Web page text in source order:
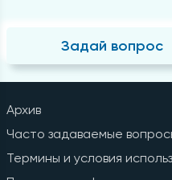
Задай вопрос
Архив
Часто задаваемые
Термины и условия